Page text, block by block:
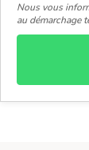
Nous vous
au démarchage